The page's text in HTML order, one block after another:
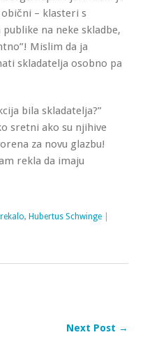
– klasteri s
na neke skladbe,
Mislim da ja
skladatelja osobno pa
bila skladatelja?”
sretni ako su njihive
za novu glazbu!
rekla da imaju
, Hubertus Schwinge
Next Post →